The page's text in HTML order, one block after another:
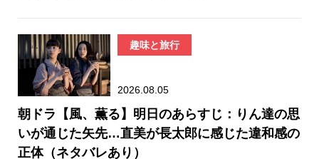
趣味と旅行
2026.08.05
朝ドラ【風、薫る】明日のあらすじ：​りん達の思
いが通じた矢先…直美が長太郎に感じた違和感の
正体（ネタバレあり）